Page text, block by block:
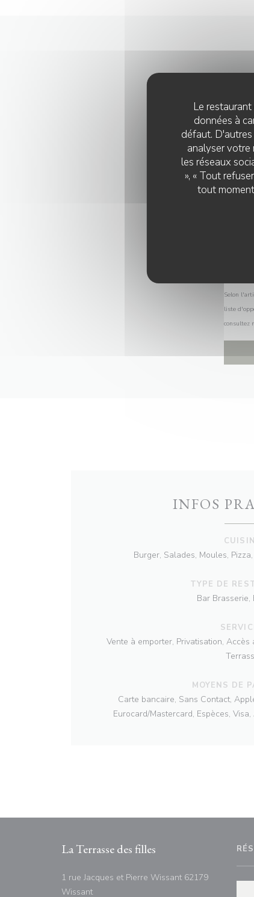
Le
données à
défaut.
analyser votre
les réseaux
», « Tout
tout
Selon
liste
consultez
INFOS
Burger, Salades, Moules,
TYPE DE
Bar Brasserie,
Vente à emporter, Privatisation,
MOYENS DE
Carte bancaire, Sans Contact,
Eurocard/Mastercard, Espèces,
La Terrasse des filles
1 rue Jacques et Pierre Wissant 62179
Wissant((ouvre une nouvelle fenêtre))